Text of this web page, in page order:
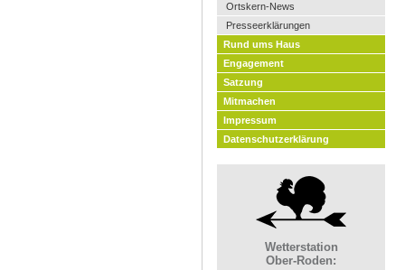
Ortskern-News
Presseerklärungen
Rund ums Haus
Engagement
Satzung
Mitmachen
Impressum
Datenschutzerklärung
Wetterstation
Ober-Roden: